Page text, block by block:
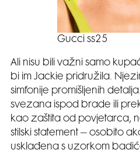
Gucci ss25
Ali nisu bili važni samo
bi im Jackie pridružila.
simfonije promišljenih
svezana ispod brade ili
kao zaštita od povjetarca,
stilski statement – osobito
usklađena s uzorkom